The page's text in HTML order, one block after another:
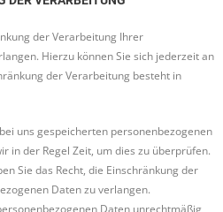
der Verarbeitung Ihrer
Hierzu können Sie sich jederzeit an
der Verarbeitung besteht in
uns gespeicherten personenbezogenen
in der Regel Zeit, um dies zu überprüfen.
Sie das Recht, die Einschränkung der
Daten zu verlangen.